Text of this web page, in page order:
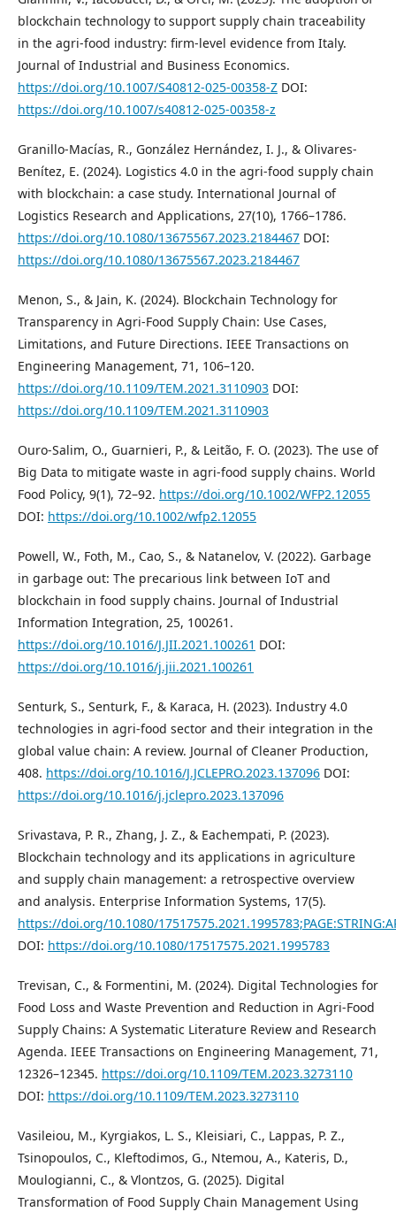
blockchain technology to support supply chain traceability
in the agri-food industry: firm-level evidence from Italy.
Journal of Industrial and Business Economics.
https://doi.org/10.1007/S40812-025-00358-Z DOI:
https://doi.org/10.1007/s40812-025-00358-z
Granillo-Macías, R., González Hernández, I. J., & Olivares-
Benítez, E. (2024). Logistics 4.0 in the agri-food supply chain
with blockchain: a case study. International Journal of
Logistics Research and Applications, 27(10), 1766–1786.
https://doi.org/10.1080/13675567.2023.2184467 DOI:
https://doi.org/10.1080/13675567.2023.2184467
Menon, S., & Jain, K. (2024). Blockchain Technology for
Transparency in Agri-Food Supply Chain: Use Cases,
Limitations, and Future Directions. IEEE Transactions on
Engineering Management, 71, 106–120.
https://doi.org/10.1109/TEM.2021.3110903 DOI:
https://doi.org/10.1109/TEM.2021.3110903
Ouro-Salim, O., Guarnieri, P., & Leitão, F. O. (2023). The use of
Big Data to mitigate waste in agri-food supply chains. World
Food Policy, 9(1), 72–92. https://doi.org/10.1002/WFP2.12055
DOI: https://doi.org/10.1002/wfp2.12055
Powell, W., Foth, M., Cao, S., & Natanelov, V. (2022). Garbage
in garbage out: The precarious link between IoT and
blockchain in food supply chains. Journal of Industrial
Information Integration, 25, 100261.
https://doi.org/10.1016/J.JII.2021.100261 DOI:
https://doi.org/10.1016/j.jii.2021.100261
Senturk, S., Senturk, F., & Karaca, H. (2023). Industry 4.0
technologies in agri-food sector and their integration in the
global value chain: A review. Journal of Cleaner Production,
408. https://doi.org/10.1016/J.JCLEPRO.2023.137096 DOI:
https://doi.org/10.1016/j.jclepro.2023.137096
Srivastava, P. R., Zhang, J. Z., & Eachempati, P. (2023).
Blockchain technology and its applications in agriculture
and supply chain management: a retrospective overview
and analysis. Enterprise Information Systems, 17(5).
https://doi.org/10.1080/
DOI: https://doi.org/10.1080/17517575.2021.1995783
Trevisan, C., & Formentini, M. (2024). Digital Technologies for
Food Loss and Waste Prevention and Reduction in Agri-Food
Supply Chains: A Systematic Literature Review and Research
Agenda. IEEE Transactions on Engineering Management, 71,
12326–12345. https://doi.org/10.1109/TEM.2023.3273110
DOI: https://doi.org/10.1109/TEM.2023.3273110
Vasileiou, M., Kyrgiakos, L. S., Kleisiari, C., Lappas, P. Z.,
Tsinopoulos, C., Kleftodimos, G., Ntemou, A., Kateris, D.,
Moulogianni, C., & Vlontzos, G. (2025). Digital
Transformation of Food Supply Chain Management Using